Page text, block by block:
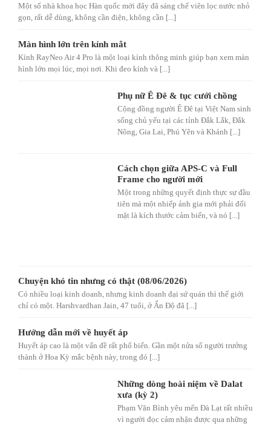
Một số nhà khoa học Hàn quốc mới đây đã sáng chế viên lọc nước nhỏ
gọn, rất dễ dùng, không cần điện, không cần [...]
Màn hình lớn trên kính mắt
Kính RayNeo Air 4 Pro là một loại kính thông minh giúp bạn xem màn
hình lớn mọi lúc, mọi nơi. Khi đeo kính và [...]
Phụ nữ Ê Đê & tục cưới chồng
Cộng đồng người Ê Đê tại Việt Nam sinh
sống chủ yếu tại các tỉnh Đắk Lắk, Đắk
Nông, Gia Lai, Phú Yên và Khánh [...]
Cách chọn giữa APS-C và Full
Frame cho người mới
Một trong những quyết định thực sự đầu
tiên mà một nhiếp ảnh gia mới phải đối
mặt là kích thước cảm biến, và nó [...]
Chuyện khó tin nhưng có thật (08/06/2026)
Có nhiều loại kinh doanh, nhưng kinh doanh đại sứ quán thì thế giới
chỉ có một. Harshvardhan Jain, 47 tuổi, ở Ấn Độ đã [...]
Hướng dẫn mới về huyết áp
Huyết áp cao là một vấn đề rất phổ biến. Gần một nửa số người trưởng
thành ở Hoa Kỳ mắc bệnh này, trong đó [...]
Những dòng hoài niệm về Dalat
xưa (kỳ 2)
Phạm Văn Bình yêu mến Đà Lạt rất nhiều
vì người đọc cảm nhận được qua những